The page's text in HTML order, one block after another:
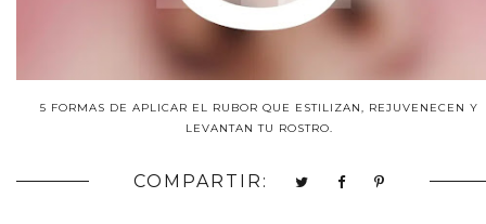
5 FORMAS DE APLICAR EL RUBOR QUE ESTILIZAN, REJUVENECEN Y
LEVANTAN TU ROSTRO.
COMPARTIR: